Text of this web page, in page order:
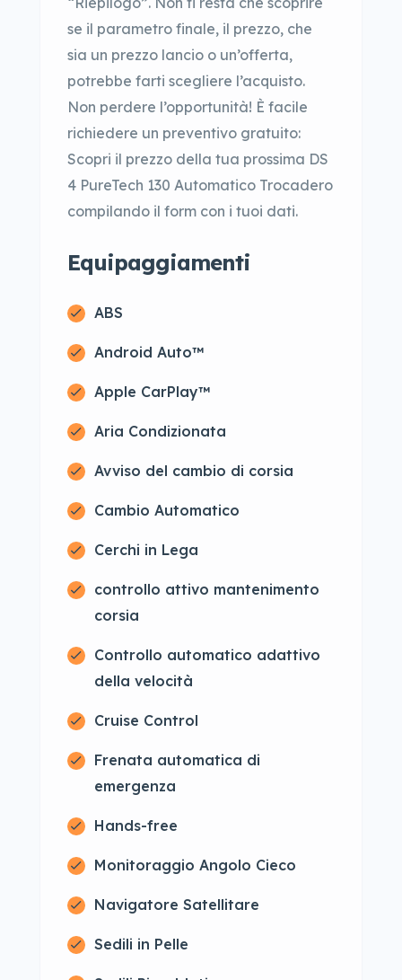
se il parametro finale, il prezzo, che
sia un prezzo lancio o un’offerta,
potrebbe farti scegliere l’acquisto.
Non perdere l’opportunità! È facile
richiedere un preventivo gratuito:
Scopri il prezzo della tua prossima DS
4 PureTech 130 Automatico Trocadero
compilando il form con i tuoi dati.
Equipaggiamenti
ABS
Android Auto™
Apple CarPlay™
Aria Condizionata
Avviso del cambio di corsia
Cambio Automatico
Cerchi in Lega
controllo attivo mantenimento
corsia
Controllo automatico adattivo
della velocità
Cruise Control
Frenata automatica di
emergenza
Hands-free
Monitoraggio Angolo Cieco
Navigatore Satellitare
Sedili in Pelle